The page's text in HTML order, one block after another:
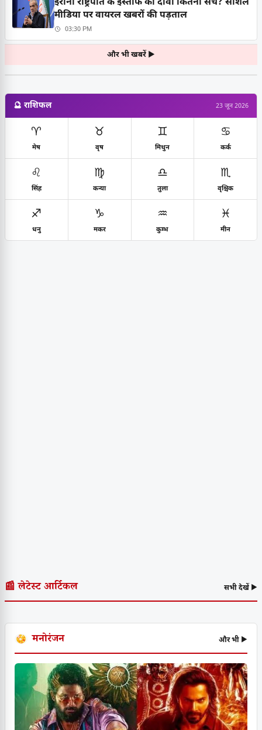
ईरानी राष्ट्रपति के इस्तीफे का दावा कितना सच? सोशल
मीडिया पर वायरल खबरों की पड़ताल
03:30 PM
और भी खबरें ▶
🔮 राशिफल 23 जून 2026
♈
मेष
♉
वृष
♊
मिथुन
♋
कर्क
♌
सिंह
♍
कन्या
♎
तुला
♏
वृश्चिक
♐
धनु
♑
मकर
♒
कुम्भ
♓
मीन
📰 लेटेस्ट आर्टिकल सभी देखें ▶
मनोरंजन और भी ▶